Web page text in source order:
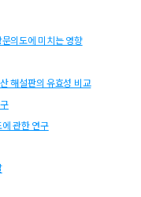
의도에 미치는 영향
해설판의 유효성 비교
관한 연구